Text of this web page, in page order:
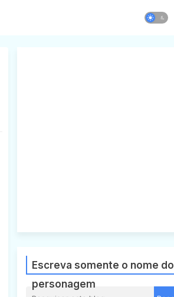
Escreva somente o nome do
personagem